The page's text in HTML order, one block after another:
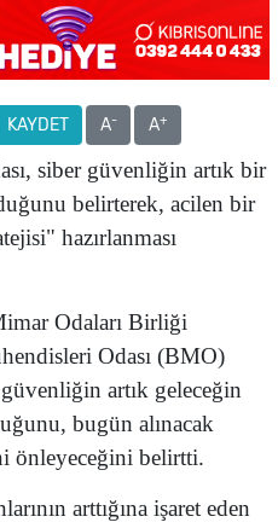
KAYDET A- A+
siber güvenliğin artık bir
belirterek, acilen bir
hazırlanması
Odaları Birliği
Odası (BMO)
artık geleceğin
bugün alınacak
önleyeceğini belirtti.
arttığına işaret eden